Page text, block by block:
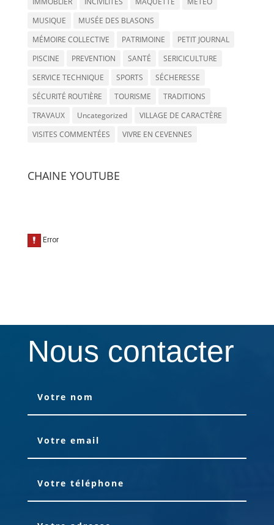
MUSIQUE
MUSÉE DES BLASONS
MÉMOIRE COLLECTIVE
PATRIMOINE
PETIT JOURNAL
PISCINE
PREVENTION SANTÉ
SERICICULTURE
SERVICE TECHNIQUE
SPORTS
SÉCHERESSE
SÉCURITÉ ROUTIÈRE
TOURISME
TRADITIONS
TRAVAUX
Uncategorized
VILLAGE DE CARACTÈRE
VISITES COMMENTÉES
VIVRE EN CEVENNES
CHAINE YOUTUBE
Nous contacter